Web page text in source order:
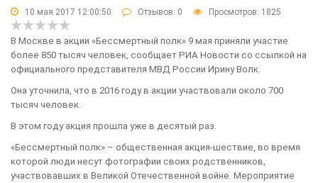
10 мая 2017 12:00:50 Отзывов: 0 Просмотров: 1825
В Москве в акции «Бессмертный полк» 9 мая приняли участие
более 850 тысяч человек, сообщает РИА Новости со ссылкой на
официального представителя МВД России Ирину Волк.
Она уточнила, что в 2016 году в акции участвовали около 700
тысяч человек.
В этом году акция прошла уже в десятый раз.
«Бессмертный полк» – общественная акция-шествие, во время
которой люди несут фотографии своих родственников,
участвовавших в Великой Отечественной войне. Мероприятие